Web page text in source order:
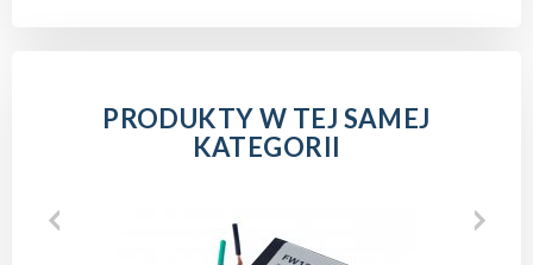
PRODUKTY W TEJ SAMEJ
KATEGORII